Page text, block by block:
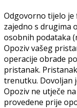
Odgovorno tijelo je
zajedno s drugima
osobnih podataka
Opoziv vašeg
operacije obrade
pristanak.
trenutku. Dovoljan
Opoziv ne utječe
provedene prije